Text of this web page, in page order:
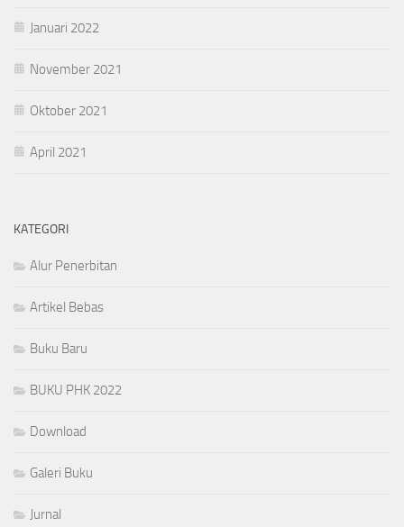
Januari 2022
November 2021
Oktober 2021
April 2021
KATEGORI
Alur Penerbitan
Artikel Bebas
Buku Baru
BUKU PHK 2022
Download
Galeri Buku
Jurnal